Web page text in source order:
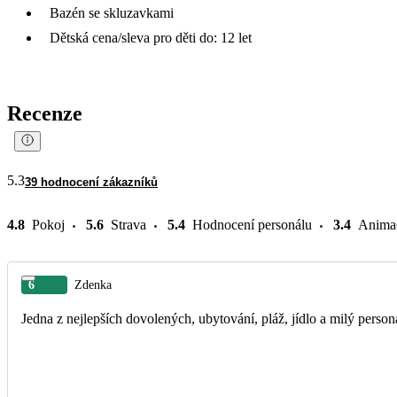
Bazén se skluzavkami
Dětská cena/sleva pro děti do: 12 let
Recenze
5.339 hodnocení zákazníků
4.8 Pokoj 5.6 Strava 5.4 Hodnocení personálu 3.4
6 Zdenka
Jedna z nejlepších dovolených, ubytování, pláž, jídlo a milý